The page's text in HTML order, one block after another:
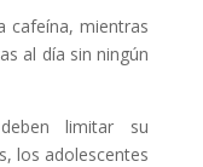
cafeína, mientras
al día sin ningún
limitar su
los adolescentes